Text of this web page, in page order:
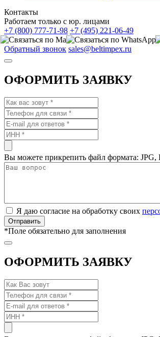
Контакты
Работаем только с юр. лицами
+7 (800) 777-71-98 +7 (495) 221-06-49
Обратный звонок sales@beltimpex.ru
ОФОРМИТЬ ЗАЯВКУ
Вы можете прикрепить файл формата:
Я даю согласие на обработку своих
*Поле обязательно для заполнения
ОФОРМИТЬ ЗАЯВКУ